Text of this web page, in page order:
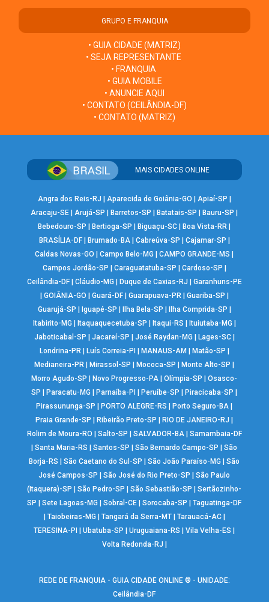
GRUPO E FRANQUIA
• GUIA CIDADE (MATRIZ)
• SEJA REPRESENTANTE
• FRANQUIA
• GUIA MOBILE
• ANUNCIE AQUI
• CONTATO (CEILÂNDIA-DF)
• CONTATO (MATRIZ)
MAIS CIDADES ONLINE
Angra dos Reis-RJ Aparecida de Goiânia-GO Apiaí-SP
Aracaju-SE |Arujá-SP Barretos-SP Batatais-SP Bauru-SP
Bebedouro-SP
Bertioga-SP Biguaçu-SC Boa Vista-RR
BRASÍLIA-DF| Brumado-BA| Cabreúva-SP Cajamar-SP
Caldas Novas-GO
|Campo Belo-MG |CAMPO GRANDE-MS
Campos Jordão-SP
Caraguatatuba-SP Cardoso-SP
Ceilândia-DF| Cláudio-MG Duque de Caxias-RJ
Garanhuns-PE
GOIÂNIA-GO Guará-DF| Guarapuava-PR| Guariba-SP
Guarujá-SP
Iguapé-SP Ilha Bela-SP Ilha Comprida-SP
Itabirito-MG
Itaquaquecetuba-SP Itaqui-RS Ituiutaba-MG
Jaboticabal-SP
Jacareí-SP José Raydan-MG Lages-SC|
Londrina-PR| Luís Correia-PI MANAUS-AM Matão-SP
Medianeira-PR
Mirassol-SP Mococa-SP Monte Alto-SP
Morro Agudo-SP
Novo Progresso-PA |Olímpia-SP |Osasco-
SP
Paracatu-MG Parnaíba-PI Peruíbe-SP Piracicaba-SP
Pirassununga-SP
PORTO ALEGRE-RS Porto Seguro-BA
Praia Grande-SP
Ribeirão Preto-SP RIO DE JANEIRO-RJ
Rolim de Moura-RO
Salto-SP SALVADOR-BA| Samambaia-DF
|Santa Maria-RS |Santos-SP |São Bernardo Campo-SP |São
Borja-RS
|São Caetano do Sul-SP |São João Paraíso-MG |São
José Campos-SP
|São José do Rio Preto-SP |São Paulo
(Itaquera)-SP
|São Pedro-SP |São Sebastião-SP |Sertãozinho-
SP
|Sete Lagoas-MG |Sobral-CE |Sorocaba-SP |Taguatinga-DF
Taiobeiras-MG Tangará da Serra-MT| Tarauacá-AC|
TERESINA-PI
|Ubatuba-SP |Uruguaiana-RS |Vila Velha-ES
Volta Redonda-RJ
REDE DE FRANQUIA - GUIA CIDADE ONLINE ® - UNIDADE:
Ceilândia-DF